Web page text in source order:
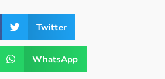
Twitter
WhatsApp